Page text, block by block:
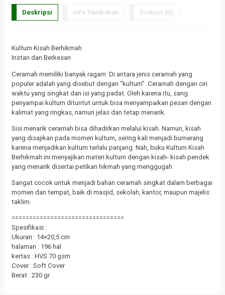
Deskripsi Info Tambahan Diskusi (0)
Kultum Kisah Berhikmah
Instan dan Berkesan
Ceramah memiliki banyak ragam. Di antara jenis ceramah yang
populer adalah yang disebut dengan “kultum”. Ceramah dengan ciri
waktu yang singkat dan isi yang padat. Oleh karena itu, sang
penyampai kultum dituntut untuk bisa menyampaikan pesan dengan
kalimat yang ringkas, namun jelas dan tetap menarik.
Sisi menarik ceramah bisa dihadirkan melalui kisah. Namun, kisah
yang disajikan pada momen kultum, sering kali menjadi bumerang
karena menjadikan kultum terlalu panjang. Nah, buku Kultum Kisah
Berhikmah ini menyajikan materi kultum dengan kisah- kisah pendek
yang menarik disertai petikan hikmah yang menggugah.
Sangat cocok untuk menjadi bahan ceramah singkat dalam berbagai
momen dan tempat, baik di masjid, sekolah, kantor, maupun majelis
taklim.
================================
Spesifikasi :
Ukuran : 14×20,5 cm
halaman : 196 hal
kertas : HVS 70 gsm
Cover : Soft Cover
Berat : 230 gr